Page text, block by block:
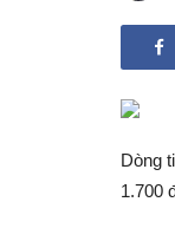
Dòng
1.700